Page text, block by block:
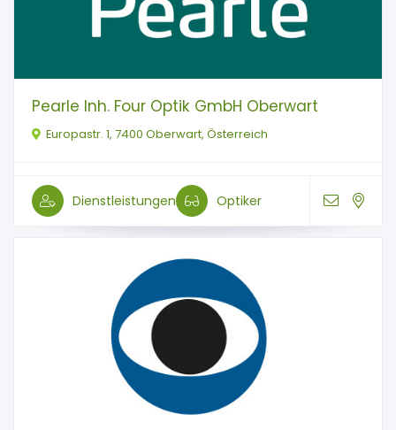
Pearle Inh. Four Optik GmbH Oberwart
Europastr. 1, 7400 Oberwart, Österreich
Dienstleistungen Optiker